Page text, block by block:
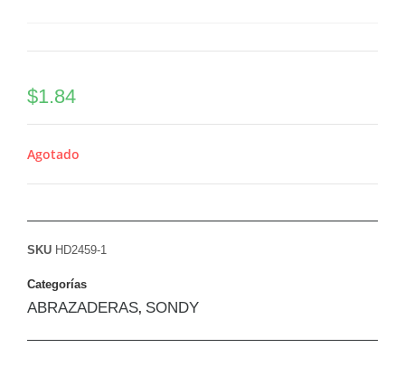
$1.84
Agotado
SKU HD2459-1
Categorías
ABRAZADERAS, SONDY